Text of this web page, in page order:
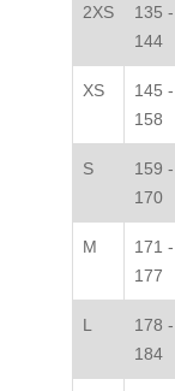
2XS
135 -
144
XS
145 -
158
S
159 -
170
M
171 -
177
L
178 -
184